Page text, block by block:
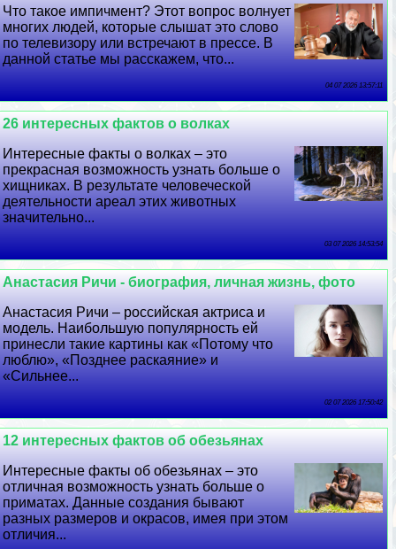
Что такое импичмент? Этот вопрос волнует
многих людей, которые слышат это слово
по телевизору или встречают в прессе. В
данной статье мы расскажем, что...
04 07 2026 13:57:11
26 интересных фактов о волках
Интересные факты о волках – это
прекрасная возможность узнать больше о
хищниках. В результате человеческой
деятельности ареал этих животных
значительно...
03 07 2026 14:53:54
Анастасия Ричи - биография, личная жизнь, фото
Анастасия Ричи – российская актриса и
модель. Наибольшую популярность ей
принесли такие картины как «Потому что
люблю», «Позднее раскаяние» и
«Сильнее...
02 07 2026 17:50:42
12 интересных фактов об обезьянах
Интересные факты об обезьянах – это
отличная возможность узнать больше о
приматах. Данные создания бывают
разных размеров и окрасов, имея при этом
отличия...